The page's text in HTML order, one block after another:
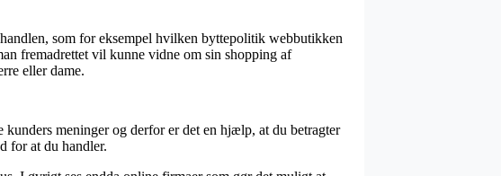
som for eksempel hvilken byttepolitik webbutikken
fremadrettet vil kunne vidne om sin shopping af
eller dame.
meninger og derfor er det en hjælp, at du betragter
for at du handler.